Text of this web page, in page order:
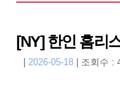
[NY] 한인 홈리
2026-05-18 조회수 :